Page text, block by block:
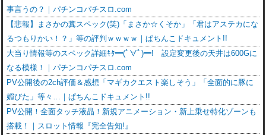
事言うの？｜パチンコパチスロ.com
【悲報】まさかの糞スペック(笑)「まさか☆くそか」「君はアステカにな
るつもりかい！？」等の評判ｗｗｗｗ｜ぱちんこドキュメント!!
大当り情報等のスペック詳細ｷﾀ━(ﾟ∀ﾟ)━! 設定変更後の天井は600Gに
なる模様！｜パチンコパチスロ.com
PV公開後の2ch評価＆感想「マギカクエスト楽しそう」「全面的に豚に
媚びた」等々…｜ぱちんこドキュメント!!
PV公開！全面タッチ液晶！新規アニメーション・新上乗せ特化ゾーンも
搭載！｜スロット情報『完全告知!』